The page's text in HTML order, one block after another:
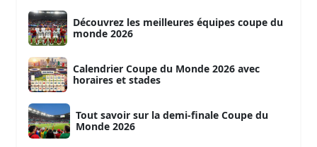
Découvrez les meilleures équipes coupe du
monde 2026
Calendrier Coupe du Monde 2026 avec
horaires et stades
Tout savoir sur la demi-finale Coupe du
Monde 2026